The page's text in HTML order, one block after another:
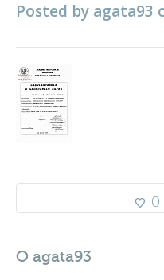
Posted by agata93
0
O agata93